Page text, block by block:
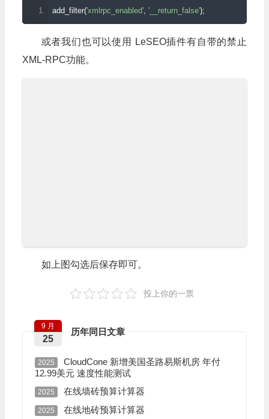
add_filter('xmlrpc_enabled', '__return_false');
或者我们也可以使用 LeSEO插件有自带的禁止
XML-RPC功能。
如上图勾选后保存即可。
投上你的一票
历年同日文章
9 月
25
2025
CloudCone 新增美国圣路易斯机房 年付
12.99美元 速度性能测试
2025 在线墙砖预算计算器
2025 在线地砖预算计算器